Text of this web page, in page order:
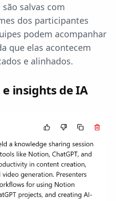
salvas com
dos participantes
podem acompanhar
que elas acontecem
e alinhados.
insights de IA